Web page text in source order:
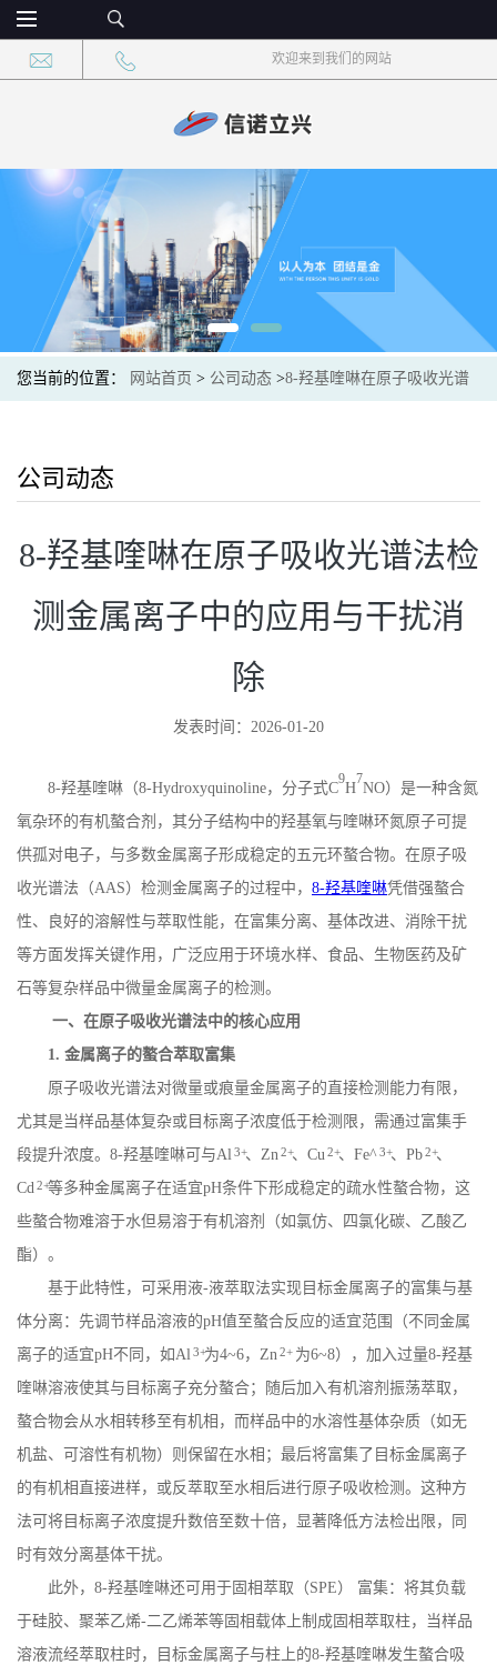
欢迎来到我们的网站
您当前的位置： 网站首页 > 公司动态 >8-羟基喹啉在原子吸收光谱
公司动态
8-羟基喹啉在原子吸收光谱法检
测金属离子中的应用与干扰消
除
发表时间：2026-01-20
8-羟基喹啉（8-Hydroxyquinoline，分子式C
9
H
7
NO）是一种含氮
氧杂环的有机螯合剂，其分子结构中的羟基氧与喹啉环氮原子可提
供孤对电子，与多数金属离子形成稳定的五元环螯合物。在原子吸
收光谱法（AAS）检测金属离子的过程中， 8-羟基喹啉凭借强螯合
性、良好的溶解性与萃取性能，在富集分离、基体改进、消除干扰
等方面发挥关键作用，广泛应用于环境水样、食品、生物医药及矿
石等复杂样品中微量金属离子的检测。
一、在原子吸收光谱法中的核心应用
1.金属离子的螯合萃取富集
原子吸收光谱法对微量或痕量金属离子的直接检测能力有限，
尤其是当样品基体复杂或目标离子浓度低于检测限，需通过富集手
段提升浓度。 8-羟基喹啉可与Al 3+、 Zn 2+、 Cu 2+、 Fe^3+、 Pb2+、
Cd 2+等多种金属离子在适宜pH条件下形成稳定的疏水性螯合物，这
些螯合物难溶于水但易溶于有机溶剂（如氯仿、四氯化碳、乙酸乙
酯）。
基于此特性，可采用液-液萃取法实现目标金属离子的富集与基
体分离：先调节样品溶液的pH值至螯合反应的适宜范围（不同金属
离子的适宜pH不同，如 Al 3+为4~6， Zn 2+ 为6~8），加入过量8-羟基
喹啉溶液使其与目标离子充分螯合；随后加入有机溶剂振荡萃取，
螯合物会从水相转移至有机相，而样品中的水溶性基体杂质（如无
机盐、可溶性有机物）则保留在水相；最后将富集了目标金属离子
的有机相直接进样，或反萃取至水相后进行原子吸收检测。这种方
法可将目标离子浓度提升数倍至数十倍，显著降低方法检出限，同
时有效分离基体干扰。
此外， 8-羟基喹啉还可用于固相萃取（SPE） 富集：将其负载
于硅胶、聚苯乙烯-二乙烯苯等固相载体上制成固相萃取柱，当样品
溶液流经萃取柱时，目标金属离子与柱上的8-羟基喹啉发生螯合吸